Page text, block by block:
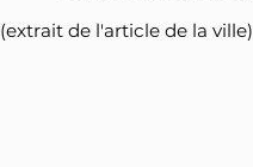
(extrait de l'article de la ville)